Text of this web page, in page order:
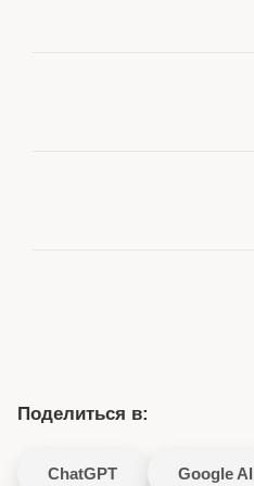
Поделиться в:
ChatGPT Google AI